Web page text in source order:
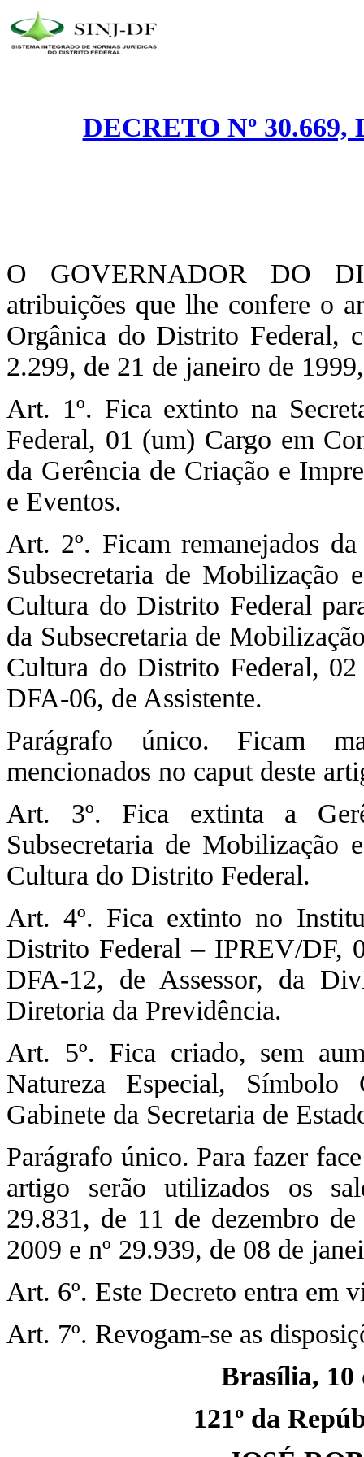
DECRETO Nº 30.669,
O GOVERNADOR DO
atribuições que lhe confere o
Orgânica do Distrito Federal,
2.299, de 21 de janeiro de
Art. 1º. Fica extinto na
Federal, 01 (um) Cargo em
da Gerência de Criação e
e Eventos.
Art. 2º. Ficam remanejados
Subsecretaria de Mobilização
Cultura do Distrito Federal
da Subsecretaria de
Cultura do Distrito Federal,
DFA-06, de Assistente.
Parágrafo único. Ficam
mencionados no caput deste
Art. 3º. Fica extinta a
Subsecretaria de Mobilização
Cultura do Distrito Federal.
Art. 4º. Fica extinto no
Distrito Federal – IPREV/DF,
DFA-12, de Assessor, da
Diretoria da Previdência.
Art. 5º. Fica criado, sem
Natureza Especial,
Gabinete da Secretaria de
Parágrafo único. Para fazer
artigo serão utilizados os
29.831, de 11 de dezembro
2009 e nº 29.939, de 08 de
Art. 6º. Este Decreto entra em
Art. 7º. Revogam-se as
Brasília, 10
121º da